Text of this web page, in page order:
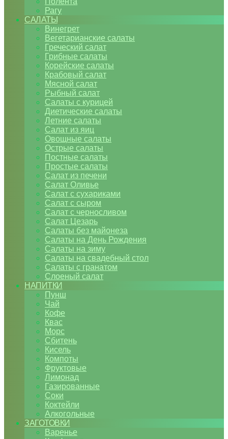
Рагу
САЛАТЫ
Винегрет
Вегетарианские салаты
Греческий салат
Грибные салаты
Корейские салаты
Крабовый салат
Мясной салат
Рыбный салат
Салаты с курицей
Диетические салаты
Летние салаты
Салат из яиц
Овощные салаты
Острые салаты
Постные салаты
Простые салаты
Салат из печени
Салат Оливье
Салат с сухариками
Салат с сыром
Салат с черносливом
Салат Цезарь
Салаты без майонеза
Салаты на День Рождения
Салаты на зиму
Салаты на свадебный стол
Салаты с гранатом
Слоеный салат
НАПИТКИ
Пунш
Чай
Кофе
Квас
Морс
Сбитень
Кисель
Компоты
Фруктовые
Лимонад
Газированные
Соки
Коктейли
Алкогольные
ЗАГОТОВКИ
Варенье